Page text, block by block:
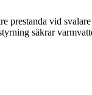
prestanda vid
säkrar